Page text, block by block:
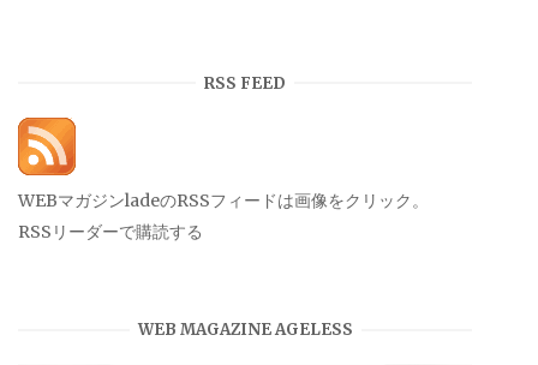
RSS FEED
WEBマガジンladeのRSSフィードは画像をクリック。
RSSリーダーで購読する
WEB MAGAZINE AGELESS